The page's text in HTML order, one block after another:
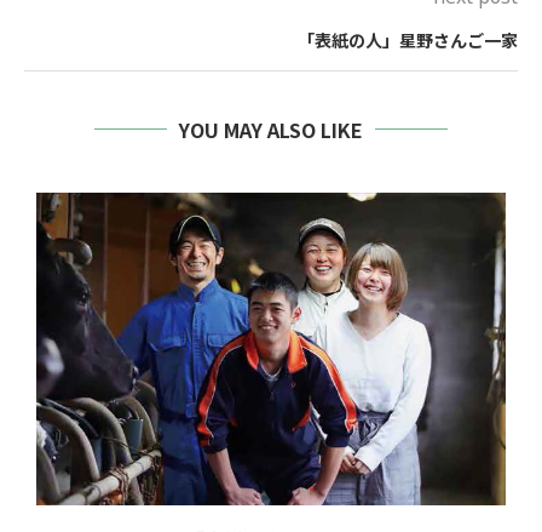
「表紙の人」星野さんご一家
YOU MAY ALSO LIKE